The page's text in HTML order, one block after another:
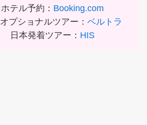
ホテル予約： Booking.com
プショナルツアー：ベルトラ
日本発着ツアー： HIS